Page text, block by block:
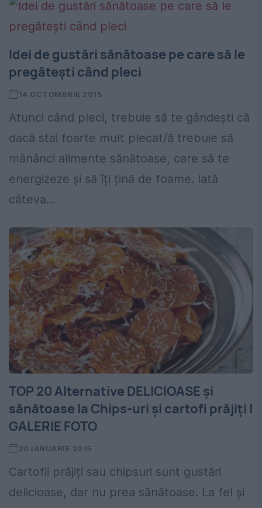
Idei de gustări sănătoase pe care să le
pregătești când pleci
14 OCTOMBRIE 2015
Atunci când pleci, trebuie să te gândești că
dacă stai foarte mult plecat/ă trebuie să
mânânci alimente sănătoase, care să te
energizeze și să îți țină de foame. Iată
câteva...
TOP 20 Alternative DELICIOASE şi
sănătoase la Chips-uri şi cartofi prăjiţi |
GALERIE FOTO
20 IANUARIE 2015
Cartofii prăjiți sau chipsuri sunt gustări
delicioase, dar nu prea sănătoase. La fel şi